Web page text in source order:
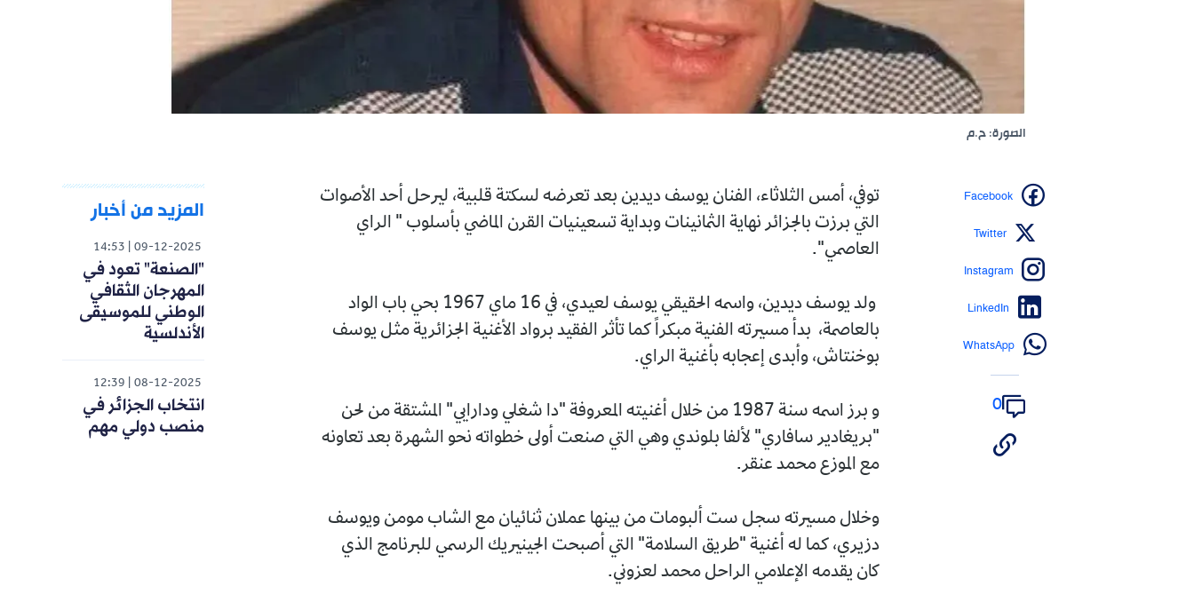
الصورة: ح.م
توفي، أمس الثلاثاء، الفنان يوسف ديدين بعد تعرضه لسكتة قلبية، ليرحل أحد الأصوات
التي برزت بالجزائر نهاية الثمانينات وبداية تسعينيات القرن الماضي بأسلوب " الراي
العاصمي".
ولد يوسف ديدين، واسمه الحقيقي يوسف لعيدي، في 16 ماي 1967 بحي باب الواد
بالعاصمة، بدأ مسيرته الفنية مبكراً كما تأثر الفقيد برواد الأغنية الجزائرية مثل يوسف
بوخنتاش، وأبدى إعجابه بأغنية الراي.
و برز اسمه سنة 1987 من خلال أغنيته المعروفة "دا شغلي ودارايي" المشتقة من لحن
"بريغادير سافاري" لألفا بلوندي وهي التي صنعت أولى خطواته نحو الشهرة بعد تعاونه
مع الموزع محمد عنقر.
وخلال مسيرته سجل ست ألبومات من بينها عملان ثنائيان مع الشاب مومن ويوسف
دزيري، كما له أغنية "طريق السلامة" التي أصبحت الجينيريك الرسمي للبرنامج الذي
كان يقدمه الإعلامي الراحل محمد لعزوني.
Facebook
Twitter
Instagram
LinkedIn
WhatsApp
0
المزيد من أخبار
09-12-2025
14:53
"الصنعة" تعود في
المهرجان الثقافي
الوطني للموسيقى
الأندلسية
08-12-2025
12:39
انتخاب الجزائر في
منصب دولي مهم